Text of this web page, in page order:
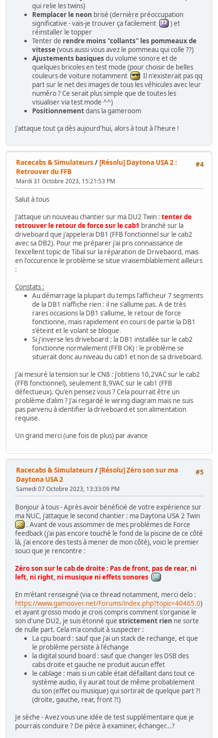
qui relie les twins)
Remplacer le neon brisé (dernière préoccupation
significative - vais-je trouver ça facilement
) et
réinstaller le topper
Tenter de rendre moins "collants" les pommeaux de
vitesse(vous aussi vous avez le pommeau qui colle ??)
Ajustements basiques du volume sonore et de
quelques bricoles en test mode (pour choisir de belles
couleurs de voiture notamment
Il n'existerait pas qq
part sur le net des images de tous les véhicules avec leur
numéro ? Ce serait plus simple que de toutes les
visualiser via test mode ^^)
Positionnementdans la gameroom
J'attaque tout ça dès aujourd'hui, alors à tout à l'heure !
#4
Racecabs & Simulateurs / [Résolu] Daytona USA 2 :
Retrouver du FFB
Mardi 31 Octobre 2023, 15:21:53 PM
Salut à tous
J'attaque un nouveau chantier sur ma DU2 Twin : tenter de
retrouver le retour de force sur le cab1 branché sur la
driveboard que j'appelerai DB1 (FFB fonctionnel sur le cab2
avec sa DB2). Pour me préparer j'ai pris connaissance de
l'excellent topic de Tibal sur la réparation de Drivebaord, mais
en l'occurence le problème se situe vraisemblablement ailleurs
:
Constats :
Au démarrage la plupart du temps l'afficheur 7 segments
de la DB1 n'affiche rien : il ne s'allume pas. A de très
rares occasions la DB1 s'allume, le retour de force
fonctionne, mais rapidement en cours de partie la DB1
s'éteint et le volant se bloque.
Si j'inverse les driveboard : la DB1 installée sur le cab2
fonctionne normalement (FFB OK) : le problème se
situerait donc au niveau du cab1 et non de sa driveboard.
J'ai mesuré la tension sur le CN8 : j'obtiens 10,2VAC sur le cab2
(FFB fonctionnel), seulement 8,9VAC sur le cab1 (FFB
défectueux). Qu'en pensez vous ? Cela pourrait être un
problème d'alim ? J'ai regardé le wiring diagram mais ne suis
pas parvenu à identifier la driveboard et son alimentation
requise.
Un grand merci (une fois de plus) par avance
#5
Racecabs & Simulateurs / [Résolu] Zéro son sur ma
Daytona USA 2
Samedi 07 Octobre 2023, 13:33:09 PM
Bonjour à tous - Après avoir bénéficié de votre expérience sur
ma NUC, j'attaque le second chantier : ma Daytona USA 2 Twin
. Avant de vous assommer de mes problèmes de Force
feedback (j'ai pas encore touché le fond de la piscine de ce côté
là, j'ai encore des tests à mener de mon côté), voici le premier
souci que je rencontre :
Zéro son sur le cab de droite : Pas de front, pas de rear, ni
left, ni right, ni musique ni effets sonores
En m'étant renseigné (via ce thread notamment, merci delo :
https://www.gamoover.net/Forums/index.php?topic=40465.0)
et ayant grosso modo je crois compris comment s'organise le
son d'une DU2, je suis étonné que strictement rien ne sorte
de nulle part. Cela m'a conduit à suspecter :
La cpu board : sauf que j'ai un stack de rechange, et que
le problème persiste à l'échange
la digital sound board : sauf que changer les DSB des
cabs droite et gauche ne produit aucun effet
le cablage : mais si un cable était défaillant dans tout ce
système audio, il y aurait tout de même probablement
du son (effet ou musique) qui sortirait de quelque part ?!
(droite, gauche, rear, front ?!)
Je sèche - Avez vous une idée de test supplémentaire que je
pourrais conduire ? De pièce à examiner, échanger...?